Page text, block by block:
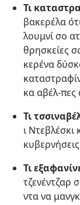
Τι
βακερέλα
λουμνί σο
θρησκείες
κερένα
κα αβέλ-
Τι
ι Ντεβλέσκι
Τι
τζενέντζαρ
ντα να